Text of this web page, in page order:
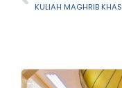
KULIAH MAGHRIB KHAS